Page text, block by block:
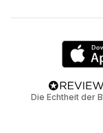
Die Echtheit der